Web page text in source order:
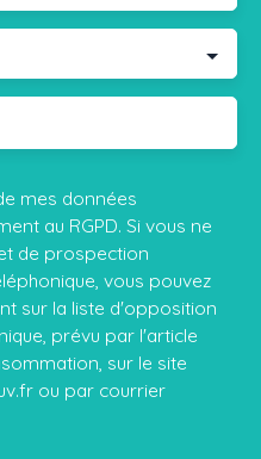
mes données
au RGPD. Si vous ne
de prospection
vous pouvez
sur la liste d'opposition
prévu par l'article
sur le site
ou par courrier